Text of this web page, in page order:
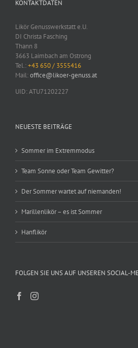
KONTAKTDATEN
Likör Genusswerkstatt e.U.
DI Christa Fasching
Thann 8
3663 Laimbach am Ostrong
Tel.:+43 650 / 3555416
Mail:office@likoer-genuss.at
UID: ATU71202227
NEUESTE BEITRÄGE
Sommer im Extremmodus
Team Sonne oder Team Gewitter?
Der Sommer wartet auf niemanden!
Marillenlikör – es ist Sommer
Hanflikör
FOLGEN SIE UNS AUF UNSEREN SOCIAL-